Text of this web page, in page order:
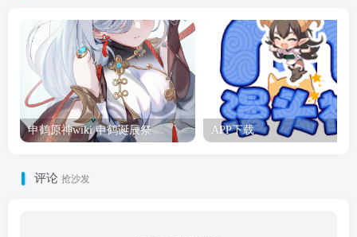
申鹤原神wiki 申鹤诞辰祭 APP下载
评论 抢沙发